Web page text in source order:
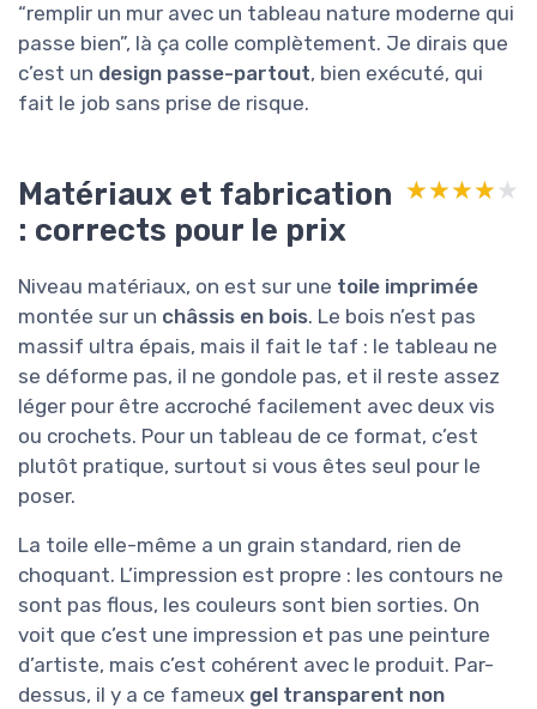
“remplir un mur avec un tableau nature moderne qui
passe bien”, là ça colle complètement. Je dirais que
c’est un design passe-partout, bien exécuté, qui
fait le job sans prise de risque.
Matériaux et fabrication
: corrects pour le prix
★★★★★
★★★★★
Niveau matériaux, on est sur une toile imprimée
montée sur un châssis en bois. Le bois n’est pas
massif ultra épais, mais il fait le taf : le tableau ne
se déforme pas, il ne gondole pas, et il reste assez
léger pour être accroché facilement avec deux vis
ou crochets. Pour un tableau de ce format, c’est
plutôt pratique, surtout si vous êtes seul pour le
poser.
La toile elle-même a un grain standard, rien de
choquant. L’impression est propre : les contours ne
sont pas flous, les couleurs sont bien sorties. On
voit que c’est une impression et pas une peinture
d’artiste, mais c’est cohérent avec le produit. Par-
dessus, il y a ce fameux gel transparent non